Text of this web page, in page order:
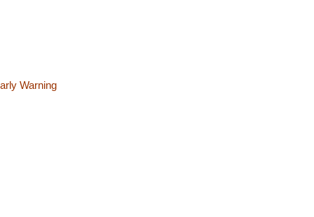
Warning